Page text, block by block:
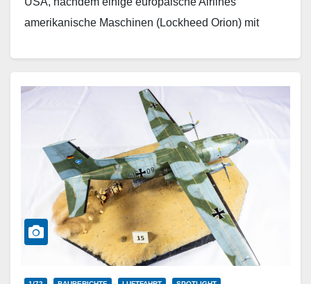
amerikanische Maschinen (Lockheed Orion) mit